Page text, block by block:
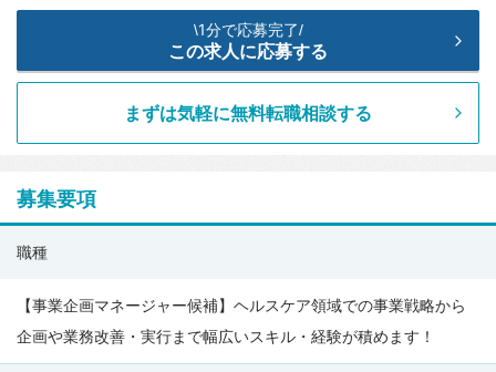
まずは気軽に無料転職相談する
\1分で応募完了/
この求人に応募する
募集要項
エ
職種
【事業企画マネージャー候補】ヘルスケア領域での事業戦略から
企画や業務改善・実行まで幅広いスキル・経験が積めます！